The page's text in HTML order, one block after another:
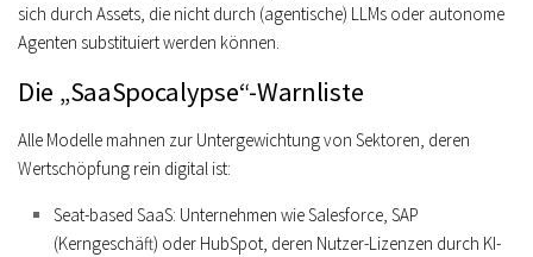
sich durch Assets, die nicht durch (agentische) LLMs oder autonome
Agenten substituiert werden können.
Die „SaaSpocalypse“-Warnliste
Alle Modelle mahnen zur Untergewichtung von Sektoren, deren
Wertschöpfung rein digital ist:
Seat-based SaaS: Unternehmen wie Salesforce, SAP
(Kerngeschäft) oder HubSpot, deren Nutzer-Lizenzen durch KI-